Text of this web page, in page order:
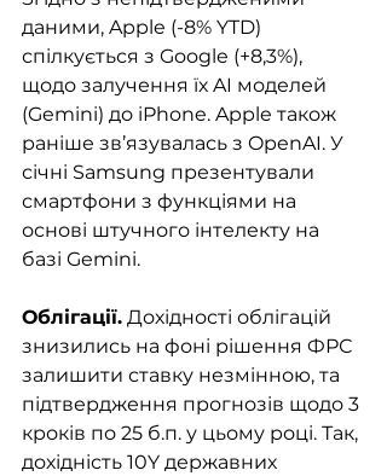
даними, Apple (-8% YTD)
спілкується з Google (+8,3%),
щодо залучення їх AI моделей
(Gemini) до iPhone. Apple також
раніше зв’язувалась з OpenAI. У
січні Samsung презентували
смартфони з функціями на
основі штучного інтелекту на
базі Gemini.
Облігації. Дохідності облігацій
знизились на фоні рішення ФРС
залишити ставку незмінною, та
підтвердження прогнозів щодо 3
кроків по 25 б.п. у цьому році. Так,
дохідність 10Y державних